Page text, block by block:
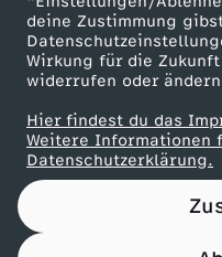
deine Zustimmung
Wirkung für die
widerrufen oder
Hier findest du das
Weitere Informationen
Datenschutzerklärung.
n
i
s
Partner